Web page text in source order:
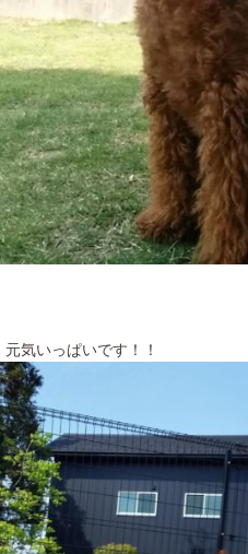
気いっぱいです！！